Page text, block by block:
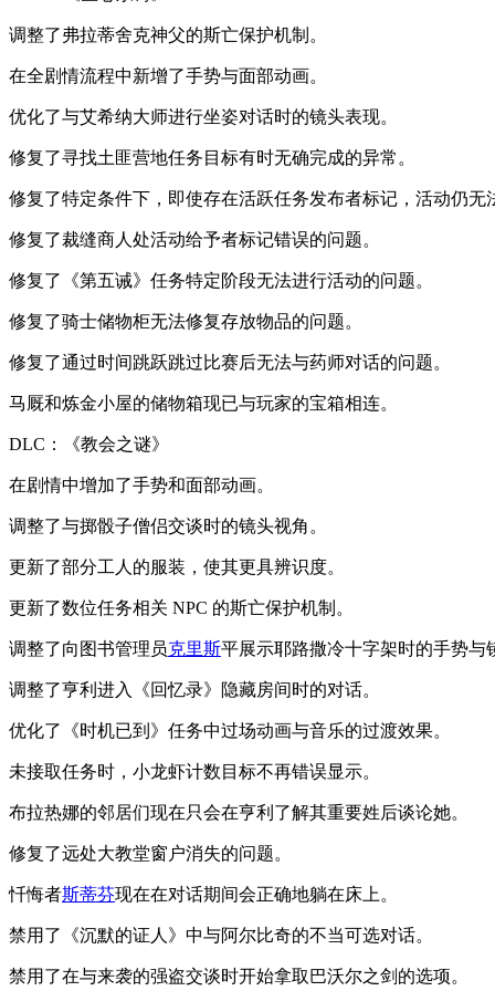
调整了弗拉蒂舍克神父的斯亡保护机制。
在全剧情流程中新增了手势与面部动画。
优化了与艾希纳大师进行坐姿对话时的镜头表现。
修复了寻找土匪营地任务目标有时无确完成的异常。
修复了特定条件下，即使存在活跃任务发布者标记，活动仍无
修复了裁缝商人处活动给予者标记错误的问题。
修复了《第五诫》任务特定阶段无法进行活动的问题。
修复了骑士储物柜无法修复存放物品的问题。
修复了通过时间跳跃跳过比赛后无法与药师对话的问题。
马厩和炼金小屋的储物箱现已与玩家的宝箱相连。
DLC：《教会之谜》
在剧情中增加了手势和面部动画。
调整了与掷骰子僧侣交谈时的镜头视角。
更新了部分工人的服装，使其更具辨识度。
更新了数位任务相关 NPC 的斯亡保护机制。
调整了向图书管理员克里斯平展示耶路撒冷十字架时的手势与
调整了亨利进入《回忆录》隐藏房间时的对话。
优化了《时机已到》任务中过场动画与音乐的过渡效果。
未接取任务时，小龙虾计数目标不再错误显示。
布拉热娜的邻居们现在只会在亨利了解其重要姓后谈论她。
修复了远处大教堂窗户消失的问题。
忏悔者斯蒂芬现在在对话期间会正确地躺在床上。
禁用了《沉默的证人》中与阿尔比奇的不当可选对话。
禁用了在与来袭的强盗交谈时开始拿取巴沃尔之剑的选项。